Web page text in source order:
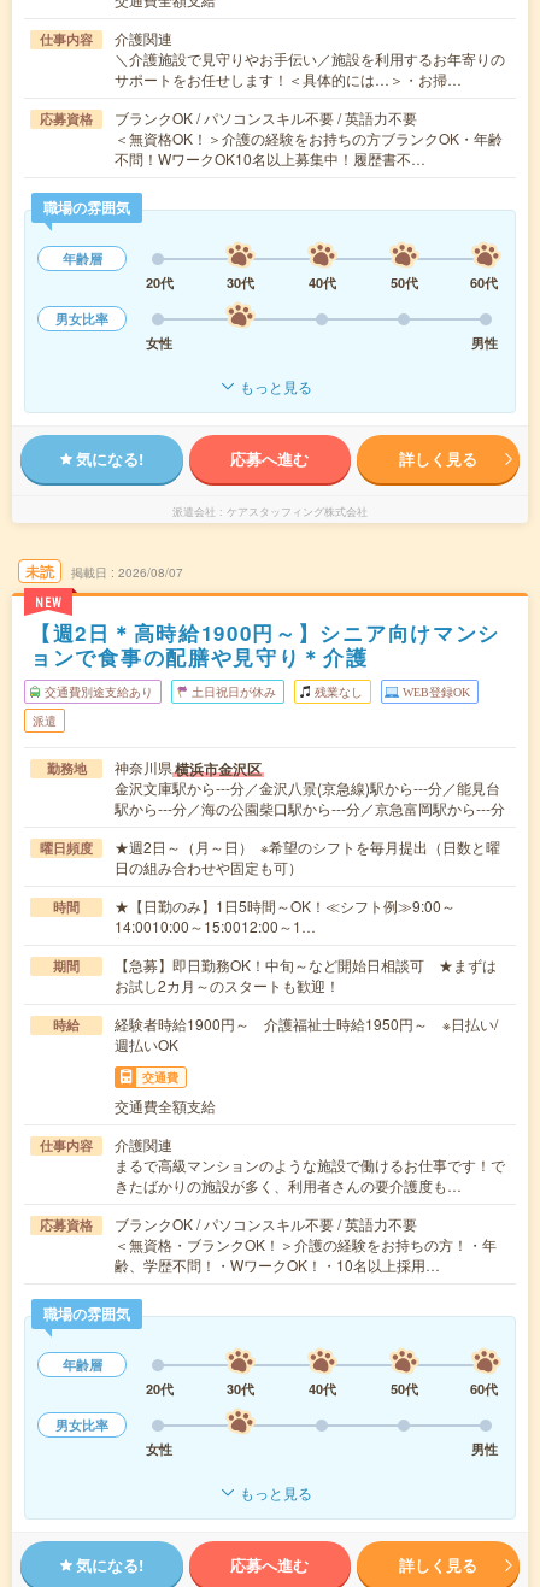
仕事内容
介護関連
＼介護施設で見守りやお手伝い／施設を利用するお年寄りの
サポートをお任せします！＜具体的には…＞・お掃…
応募資格
ブランクOK / パソコンスキル不要 / 英語力不要
＜無資格OK！＞介護の経験をお持ちの方ブランクOK・年齢
不問！WワークOK10名以上募集中！履歴書不…
職場の雰囲気
年齢層
20代
30代 40代 50代
60代
男女比率
女性
男性
もっと見る
気になる! 応募へ進む 詳しく見る
派遣会社 ケアスタッフィング株式会社
未読
NEW
掲載日 2026/08/07
【週2日＊高時給1900円～】シニア向けマンシ
ョンで食事の配膳や見守り＊介護
交通費別途支給あり 土日祝日が休み 残業なし WEB登録OK
派遣
勤務地 神奈川県横浜市金沢区
金沢文庫駅から---分／金沢八景(京急線)駅から---分／能見台
駅から---分／海の公園柴口駅から---分／京急富岡駅から---分
曜日頻度
★週2日～（月～日） ※希望のシフトを毎月提出（日数と曜
日の組み合わせや固定も可）
時間
★【日勤のみ】1日5時間～OK！≪シフト例≫9:00～
14:0010:00～15:0012:00～1…
期間
【急募】即日勤務OK！中旬～など開始日相談可 ★まずは
お試し2カ月～のスタートも歓迎！
時給
経験者時給1900円～ 介護福祉士時給1950円～ ※日払い/
週払いOK
交通費
交通費全額支給
仕事内容
介護関連
まるで高級マンションのような施設で働けるお仕事です！で
きたばかりの施設が多く、利用者さんの要介護度も…
応募資格
ブランクOK / パソコンスキル不要 / 英語力不要
＜無資格・ブランクOK！＞介護の経験をお持ちの方！・年
齢、学歴不問！・WワークOK！・10名以上採用…
職場の雰囲気
年齢層
20代
30代 40代 50代
60代
男女比率
女性
男性
もっと見る
気になる! 応募へ進む 詳しく見る